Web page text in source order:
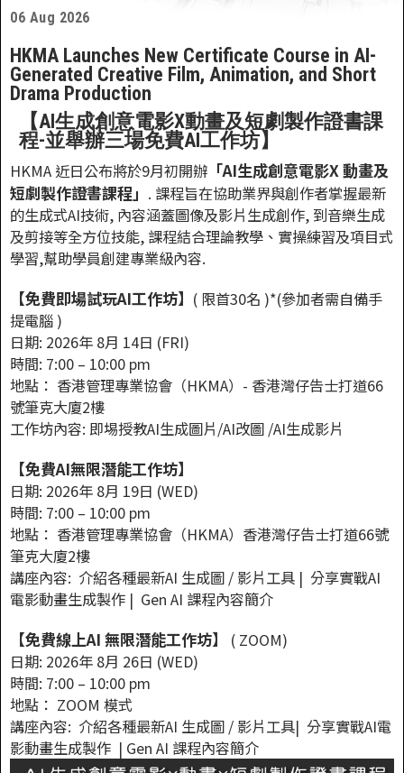
06 Aug 2026
HKMA Launches New Certificate Course in AI-
Generated Creative Film, Animation, and Short
Drama Production
【AI生成創意電影X動畫及短劇製作證書課
程-並舉辦三場免費AI工作坊】
HKMA 近日公布將於9月初開辦 「AI生成創意電影X 動畫及
短劇製作證書課程」 . 課程旨在協助業界與創作者掌握最新
的生成式AI技術, 內容涵蓋圖像及影片生成創作, 到音樂生成
及剪接等全方位技能, 課程結合理論教學、實操練習及項目式
學習,幫助學員創建專業級內容.
【免費即場試玩AI工作坊】 ( 限首30名 )*(參加者需自備手
提電腦 )
日期: 2026年 8月 14日 (FRI)
時間: 7:00 – 10:00 pm
地點： 香港管理專業協會（HKMA）- 香港灣仔告士打道66
號筆克大廈2樓
工作坊內容: 即埸授教AI生成圖片/AI改圖 /AI生成影片
【免費AI無限潛能工作坊】
日期: 2026年 8月 19日 (WED)
時間: 7:00 – 10:00 pm
地點： 香港管理專業協會（HKMA）香港灣仔告士打道66號
筆克大廈2樓
講座內容: 介紹各種最新AI 生成圖 / 影片工具 | 分享實戰AI
電影動畫生成製作 | Gen AI 課程內容簡介
【免費線上AI 無限潛能工作坊】
( ZOOM)
日期: 2026年 8月 26日 (WED)
時間: 7:00 – 10:00 pm
地點： ZOOM 模式
講座內容: 介紹各種最新AI 生成圖 / 影片工具| 分享實戰AI電
影動畫生成製作 | Gen AI 課程內容簡介